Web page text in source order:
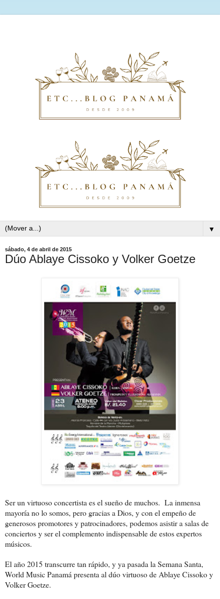
▼
sábado, 4 de abril de 2015
Dúo Ablaye Cissoko y Volker Goetze
Ser un virtuoso concertista es el sueño de muchos. La inmensa
mayoría no lo somos, pero gracias a Dios, y con el empeño de
generosos promotores y patrocinadores, podemos asistir a salas de
conciertos y ser el complemento indispensable de estos expertos
músicos.
El año 2015 transcurre tan rápido, y ya pasada la Semana Santa,
World Music Panamá presenta al dúo virtuoso de Ablaye Cissoko y
Volker Goetze.